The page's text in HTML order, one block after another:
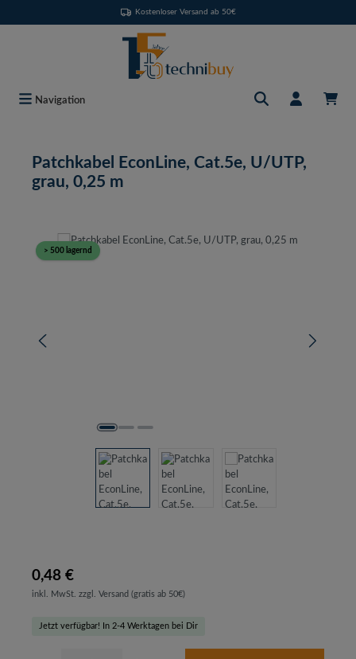
Kostenloser Versand ab 50€
Navigation
Patchkabel EconLine, Cat.5e, U/UTP,
grau, 0,25 m
Bildergalerie überspringen
> 500 lagernd
0,48 €
inkl. MwSt. zzgl. Versand (gratis ab 50€)
Jetzt verfügbar! In 2-4 Werktagen bei Dir